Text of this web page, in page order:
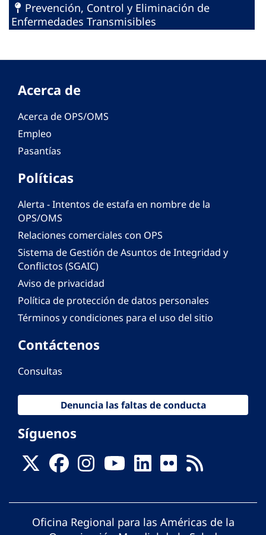
Prevención, Control y Eliminación de
Enfermedades Transmisibles
Acerca de
Acerca de OPS/OMS
Empleo
Pasantías
Políticas
Alerta - Intentos de estafa en nombre de la
OPS/OMS
Relaciones comerciales con OPS
Sistema de Gestión de Asuntos de Integridad y
Conflictos (SGAIC)
Aviso de privacidad
Política de protección de datos personales
Términos y condiciones para el uso del sitio
Contáctenos
Consultas
Denuncia las faltas de conducta
Síguenos
Oficina Regional para las Américas de la